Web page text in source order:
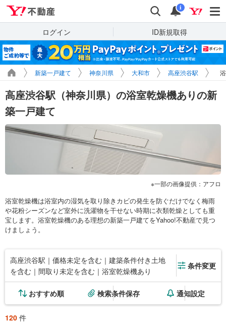
検索 通知
i
ログイン ID新規取得
新築一戸建て 神奈川県 大和市 高座渋谷駅
高座渋谷駅（神奈川県）の浴室乾燥機ありの新
築一戸建て
一部の画像提供：アフロ
浴室乾燥機は浴室内の湿気を取り除きカビの発生を防ぐだけでなく梅雨
や花粉シーズンなど室外に洗濯物を干せない時期に衣類乾燥としても重
宝します。浴室乾燥機のある理想の新築一戸建てをYahoo!不動産で見つ
けましょう。
高座渋谷駅｜価格未定を含む｜建築条件付き土地
を含む｜間取り未定を含む｜浴室乾燥機あり
条件変更
おすすめ順 検索条件保存 通知設定
120 件